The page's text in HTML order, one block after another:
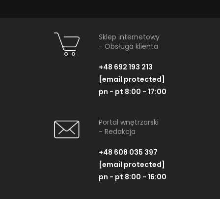
Sklep internetowy
- Obsługa klienta
+48 692 193 213
[email protected]
pn - pt 8:00 - 17:00
Portal wnętrzarski
- Redakcja
+48 608 035 397
[email protected]
pn - pt 8:00 - 16:00